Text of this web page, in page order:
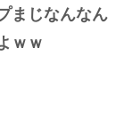
まじなんなん
ｗｗ